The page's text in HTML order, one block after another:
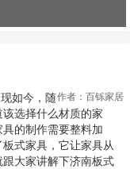
作者：百铄家居
今，随
选择什么材质的家
的制作需要整料加
式家具，它让家具从
大家讲解下济南板式